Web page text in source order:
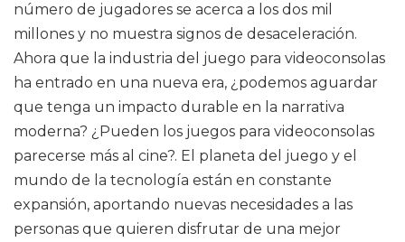
número de jugadores se acerca a los dos mil
millones y no muestra signos de desaceleración.
Ahora que la industria del juego para videoconsolas
ha entrado en una nueva era, ¿podemos aguardar
que tenga un impacto durable en la narrativa
moderna? ¿Pueden los juegos para videoconsolas
parecerse más al cine?. El planeta del juego y el
mundo de la tecnología están en constante
expansión, aportando nuevas necesidades a las
personas que quieren disfrutar de una mejor